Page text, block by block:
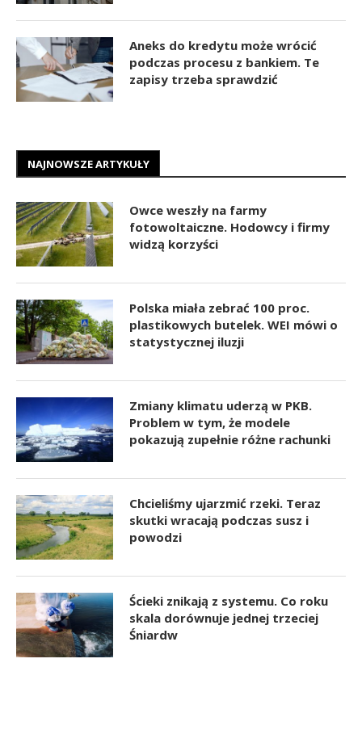
Aneks do kredytu może wrócić
podczas procesu z bankiem. Te
zapisy trzeba sprawdzić
NAJNOWSZE ARTYKUŁY
Owce weszły na farmy
fotowoltaiczne. Hodowcy i firmy
widzą korzyści
Polska miała zebrać 100 proc.
plastikowych butelek. WEI mówi o
statystycznej iluzji
Zmiany klimatu uderzą w PKB.
Problem w tym, że modele
pokazują zupełnie różne rachunki
Chcieliśmy ujarzmić rzeki. Teraz
skutki wracają podczas susz i
powodzi
Ścieki znikają z systemu. Co roku
skala dorównuje jednej trzeciej
Śniardw